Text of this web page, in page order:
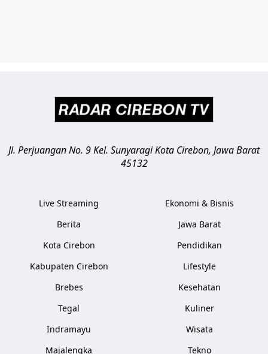
Jl. Perjuangan No. 9 Kel. SunyaragiKota Cirebon, Jawa Barat
45132
Live Streaming
Berita
Kota Cirebon
Kabupaten Cirebon
Brebes
Tegal
Indramayu
Majalengka
Ekonomi & Bisnis
Jawa Barat
Pendidikan
Lifestyle
Kesehatan
Kuliner
Wisata
Tekno